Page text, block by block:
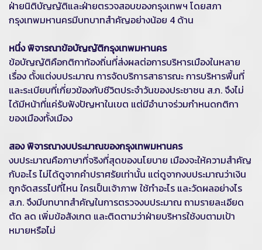
ฝ่ายนิติบัญญัติและฝ่ายตรวจสอบของกรุงเทพฯ โดยสภา
กรุงเทพมหานครมีบทบาทสำคัญอย่างน้อย 4 ด้าน
หนึ่ง พิจารณาข้อบัญญัติกรุงเทพมหานคร
ข้อบัญญัติคือกติกาท้องถิ่นที่ส่งผลต่อการบริหารเมืองในหลาย
เรื่อง ตั้งแต่งบประมาณ การจัดบริการสาธารณะ การบริหารพื้นที่
และระเบียบที่เกี่ยวข้องกับชีวิตประจำวันของประชาชน ส.ก. จึงไม่
ได้มีหน้าที่แค่รับฟังปัญหาในเขต แต่มีอำนาจร่วมกำหนดกติกา
ของเมืองทั้งเมือง
สอง พิจารณางบประมาณของกรุงเทพมหานคร
งบประมาณคือภาษาที่จริงที่สุดของนโยบาย เมืองจะให้ความสำคัญ
กับอะไร ไม่ได้ดูจากคำปราศรัยเท่านั้น แต่ดูจากงบประมาณว่าเงิน
ถูกจัดสรรไปที่ไหน ใครเป็นเจ้าภาพ ใช้ทำอะไร และวัดผลอย่างไร
ส.ก. จึงมีบทบาทสำคัญในการตรวจงบประมาณ ถามรายละเอียด
ตัด ลด เพิ่มข้อสังเกต และติดตามว่าฝ่ายบริหารใช้งบตามเป้า
หมายหรือไม่